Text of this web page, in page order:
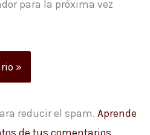
para la próxima vez
reducir el spam. Aprende
de tus comentarios.